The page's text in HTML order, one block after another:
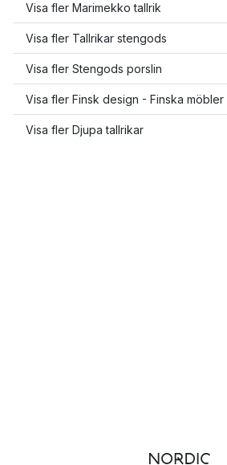
Visa fler Marimekko tallrik
Visa fler Tallrikar stengods
Visa fler Stengods porslin
Visa fler Finsk design - Finska möbler
Visa fler Djupa tallrikar